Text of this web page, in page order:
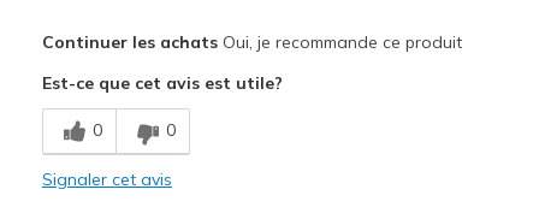
Breathe Well
Comfortable
Continuer les achatsOui, je recommande ce produit
Est-ce que cet avis est utile?
0 0
Signaler cet avis